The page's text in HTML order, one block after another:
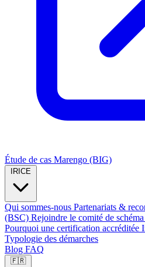
Étude de cas Marengo (BIG)
IRICE
Qui sommes-nous Partenariats &
(BSC) Rejoindre le comité de schéma
Pourquoi une certification accréditée
Typologie des démarches
Blog FAQ
🇫🇷